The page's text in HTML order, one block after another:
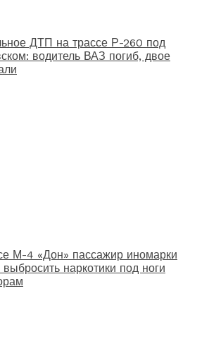
ДТП на трассе Р-260 под
водитель ВАЗ погиб, двое
М-4 «Дон» пассажир иномарки
наркотики под ноги